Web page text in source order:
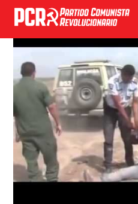
Skip
content